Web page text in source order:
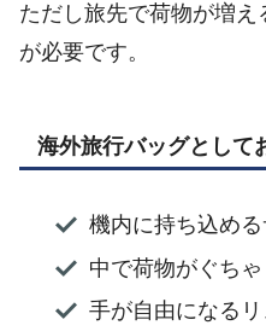
ただし旅先で荷物が増
が必要です。
海外旅行バッグとして
機内に持ち込め
中で荷物がぐち
手が自由になる